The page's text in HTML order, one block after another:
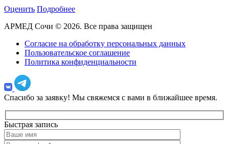
Оценить Подробнее
АРМЕД Сочи © 2026. Все права защищен
Согласие на обработку персональных данных
Пользовательское соглашение
Политика конфиденциальности
Спасибо за заявку! Мы свяжемся с вами в ближайшее время.
Быстрая запись